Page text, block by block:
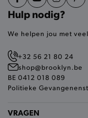
Hulp nodig?
We helpen jou met
+32 56 21 80 24
shop@brooklyn.be
BE 0412 018 089
Politieke
VRAGEN